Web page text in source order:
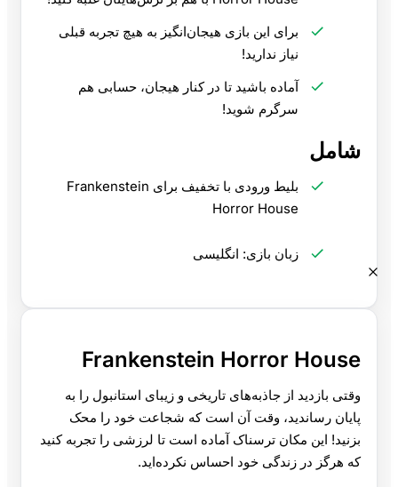
برای این بازی هیجان‌انگیز به هیچ تجربه قبلی
نیاز ندارید!
آماده باشید تا در کنار هیجان، حسابی هم
سرگرم شوید!
شامل
بلیط ورودی با تخفیف برای Frankenstein
Horror House
زبان بازی: انگلیسی
Frankenstein Horror House
وقتی بازدید از جاذبه‌های تاریخی و زیبای استانبول را به
پایان رساندید، وقت آن است که شجاعت خود را محک
بزنید! این مکان ترسناک آماده است تا لرزشی را تجربه کنید
که هرگز در زندگی خود احساس نکرده‌اید.